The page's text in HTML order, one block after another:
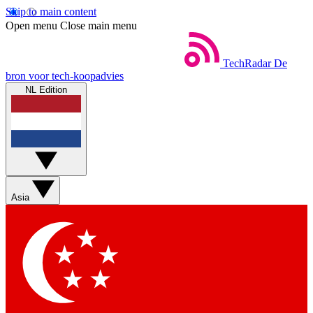
Skip to main content
Open menu Close main menu
TechRadar De
bron voor tech-koopadvies
NL Edition
Asia